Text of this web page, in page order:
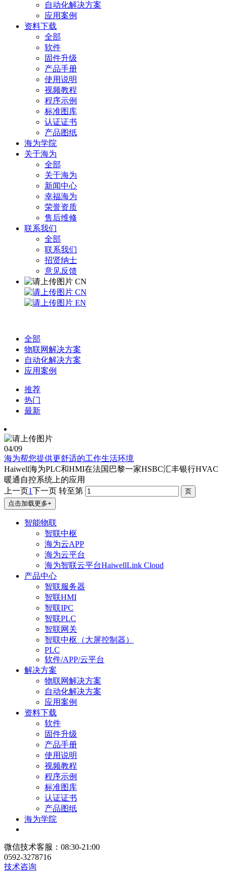
自动化解决方案
应用案例
资料下载
全部
软件
固件升级
产品手册
使用说明
视频教程
程序示例
标准图库
认证证书
产品图纸
海为学院
关于海为
全部
关于海为
新闻中心
幸福海为
荣誉资质
售后维修
联系我们
全部
联系我们
招贤纳士
意见反馈
CN
CN
EN
全部
物联网解决方案
自动化解决方案
应用案例
推荐
热门
最新
04/09
海为帮您提供更舒适的工作生活环境
Haiwell海为PLC和HMI在法国巴黎一家HSBC汇丰银行HVAC
暖通自控系统上的应用
上一页1下一页 转至第
点击加载更多+
智能物联
智联中枢
海为云APP
海为云平台
海为智联云平台HaiwellLink Cloud
产品中心
智联服务器
智联HMI
智联IPC
智联PLC
智联网关
智联中枢（大屏控制器）
PLC
软件/APP/云平台
解决方案
物联网解决方案
自动化解决方案
应用案例
资料下载
软件
固件升级
产品手册
使用说明
视频教程
程序示例
标准图库
认证证书
产品图纸
海为学院
微信技术客服：08:30-21:00
0592-3278716
技术咨询